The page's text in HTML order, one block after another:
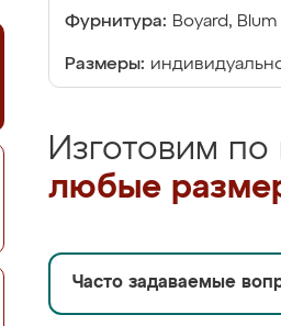
Фурнитура: Boyard, Blum
Размеры:
Изготовим по
любые
Часто задаваемые